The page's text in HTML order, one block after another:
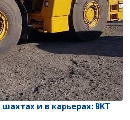
и в карьерах: BKT